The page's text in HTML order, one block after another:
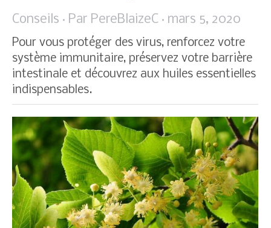
Conseils Par PereBlaizeC mars 5, 2020
Pour vous protéger des virus, renforcez votre
système immunitaire, préservez votre barrière
intestinale et découvrez aux huiles essentielles
indispensables.